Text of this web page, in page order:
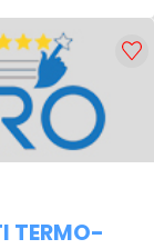
TERMO-